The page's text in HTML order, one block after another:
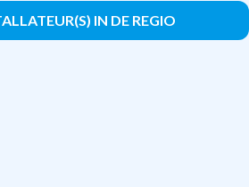
IN DE REGIO